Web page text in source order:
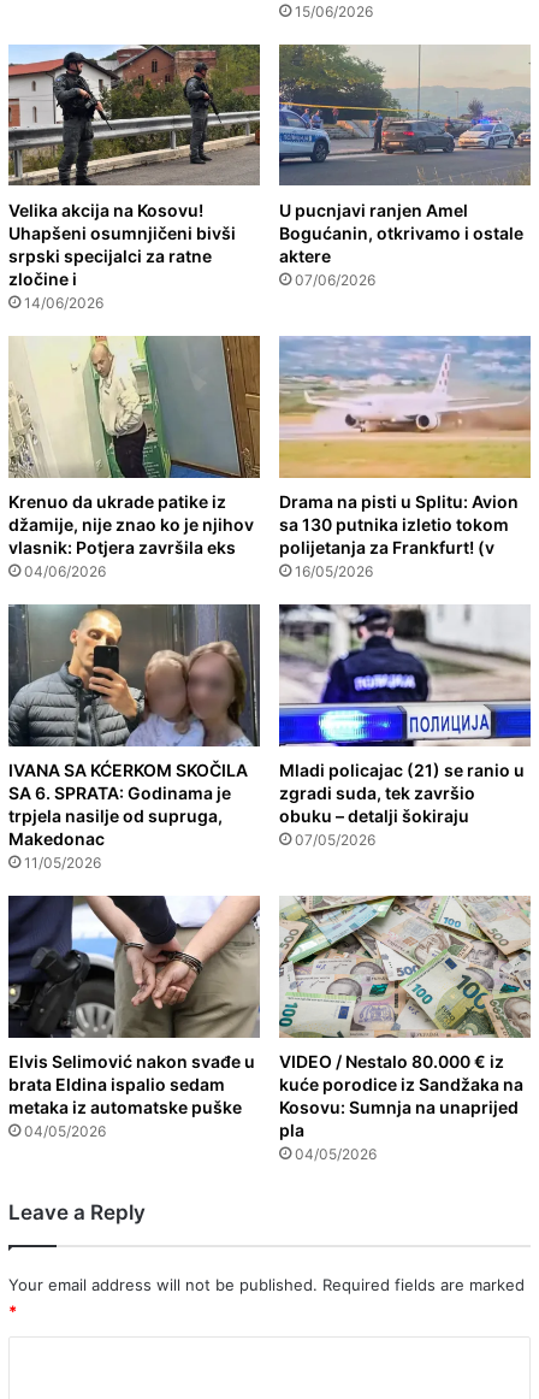
15/06/2026
Velika akcija na Kosovu!
Uhapšeni osumnjičeni bivši
srpski specijalci za ratne
zločine i
14/06/2026
U pucnjavi ranjen Amel
Bogućanin, otkrivamo i ostale
aktere
07/06/2026
Krenuo da ukrade patike iz
džamije, nije znao ko je njihov
vlasnik: Potjera završila eks
04/06/2026
Drama na pisti u Splitu: Avion
sa 130 putnika izletio tokom
polijetanja za Frankfurt! (v
16/05/2026
IVANA SA KĆERKOM SKOČILA
SA 6. SPRATA: Godinama je
trpjela nasilje od supruga,
Makedonac
11/05/2026
Mladi policajac (21) se ranio u
zgradi suda, tek završio
obuku – detalji šokiraju
07/05/2026
Elvis Selimović nakon svađe u
brata Eldina ispalio sedam
metaka iz automatske puške
04/05/2026
VIDEO / Nestalo 80.000 € iz
kuće porodice iz Sandžaka na
Kosovu: Sumnja na unaprijed
pla
04/05/2026
Leave a Reply
Your email address will not be published. Required fields are marked
*